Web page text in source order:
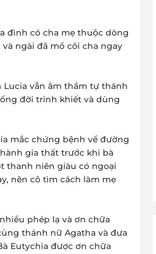
đình có cha mẹ thuộc dòng
ngài đã mồ côi cha ngay
vẫn âm thầm tự thánh
đời trinh khiết và dùng
mắc chứng bệnh về đường
gia thất trước khi bà
thanh niên giàu có ngoại
nên cô tìm cách làm mẹ
phép lạ và ơn chữa
thánh nữ Agatha và đưa
Eutychia được ơn chữa